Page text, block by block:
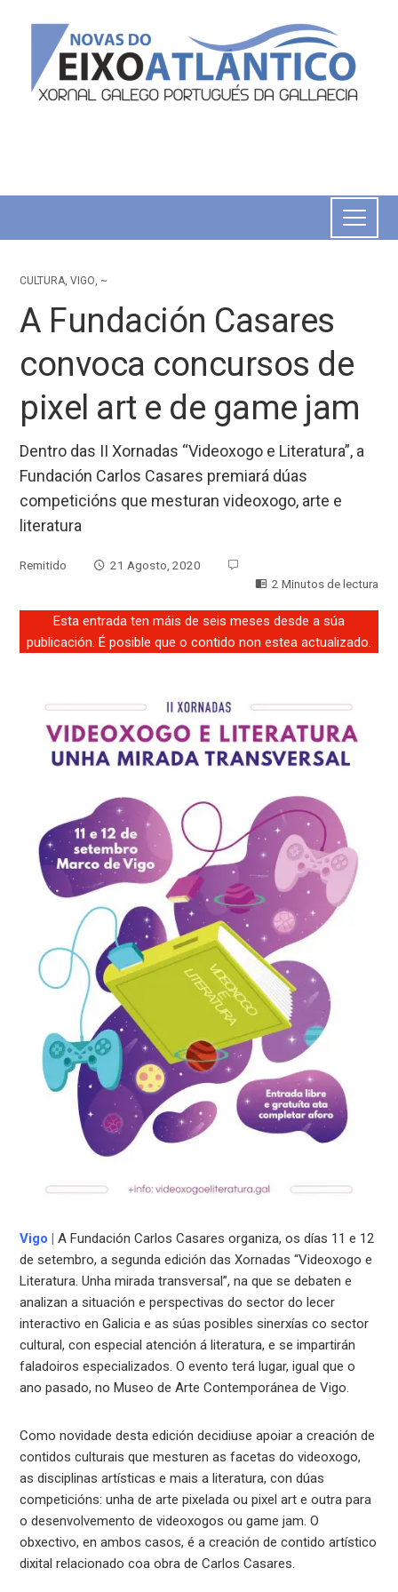
CULTURA,VIGO, ~
A Fundación Casares
convoca concursos de
pixel art e de game jam
Dentro das II Xornadas “Videoxogo e Literatura”, a
Fundación Carlos Casares premiará dúas
competicións que mesturan videoxogo, arte e
literatura
Remitido
21 Agosto, 2020
2 Minutos de lectura
Esta entrada ten máis de seis meses desde a súa
publicación. É posible que o contido non estea actualizado.
Vigo | A Fundación Carlos Casares organiza, os días 11 e 12
de setembro, a segunda edición das Xornadas “Videoxogo e
Literatura. Unha mirada transversal”, na que se debaten e
analizan a situación e perspectivas do sector do lecer
interactivo en Galicia e as súas posibles sinerxías co sector
cultural, con especial atención á literatura, e se impartirán
faladoiros especializados. O evento terá lugar, igual que o
ano pasado, no Museo de Arte Contemporánea de Vigo.
Como novidade desta edición decidiuse apoiar a creación de
contidos culturais que mesturen as facetas do videoxogo,
as disciplinas artísticas e mais a literatura, con dúas
competicións: unha de arte pixelada ou pixel art e outra para
o desenvolvemento de videoxogos ou game jam. O
obxectivo, en ambos casos, é a creación de contido artístico
dixital relacionado coa obra de Carlos Casares.